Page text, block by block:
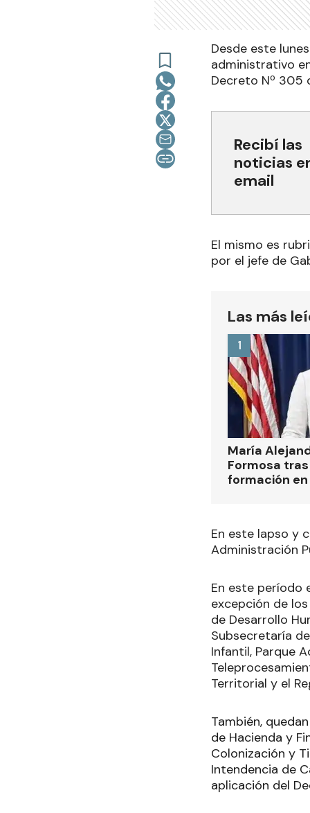
Desde este
administrativo
Decreto Nº 305
Recibí las
noticias
email
El mismo es
por el jefe de
Las más
María
Formosa
formación
1
En este lapso y
Administración
En este período
excepción de
de Desarrollo
Subsecretaría
Infantil, Parque
Territorial y el
También,
de Hacienda y
Colonización y
Intendencia de
aplicación del